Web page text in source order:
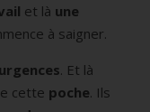
et là une
à saigner.
urgences. Et là
cette poche. Ils